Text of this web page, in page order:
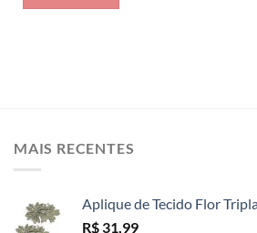
MAIS RECENTES
Aplique de Tecido Flor
R$ 31,99